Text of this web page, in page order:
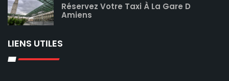
Réservez Votre Taxi À La Gare D
Amiens
LIENS UTILES